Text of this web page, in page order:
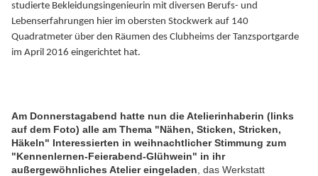
studierte Bekleidungsingenieurin mit diversen Berufs- und
Lebenserfahrungen hier im obersten Stockwerk auf 140
Quadratmeter über den Räumen des Clubheims der Tanzsportgarde
im April 2016 eingerichtet hat.
Am Donnerstagabend hatte nun die Atelierinhaberin (links
auf dem Foto) alle am Thema "Nähen, Sticken, Stricken,
Häkeln" Interessierten in weihnachtlicher Stimmung zum
"Kennenlernen-Feierabend-Glühwein" in ihr
außergewöhnliches Atelier eingeladen , das Werkstatt